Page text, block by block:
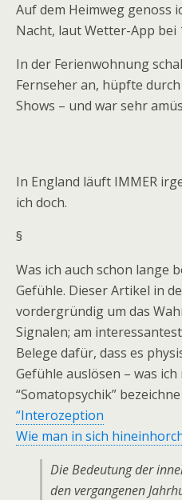
Auf dem Heimweg genoss
Nacht, laut Wetter-App bei
In der Ferienwohnung
Fernseher an, hüpfte
Shows – und war sehr
In England läuft IMMER
ich doch.
§
Was ich auch schon lange
Gefühle. Dieser Artikel in
vordergründig um das
Signalen; am
Belege dafür, dass es
Gefühle auslösen – was
“Somatopsychik” bezeichne
“Interozeption
Wie man in sich
Die Bedeutung der
den vergangenen